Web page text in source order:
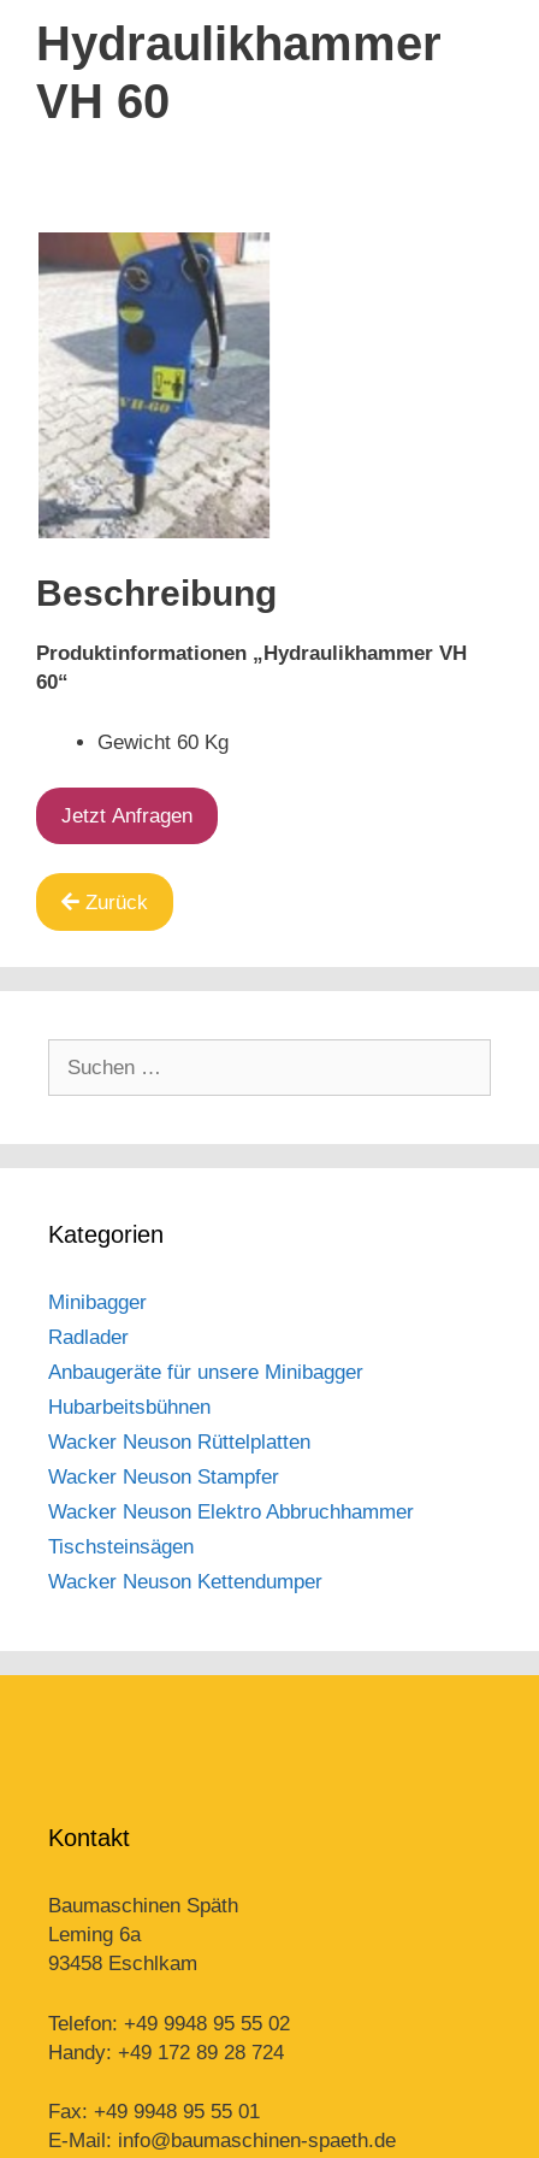
Hydraulikhammer
VH 60
Beschreibung
Produktinformationen „Hydraulikhammer VH
60“
Gewicht 60 Kg
Jetzt Anfragen
Zurück
nach:
Kategorien
Minibagger
Radlader
Anbaugeräte für unsere Minibagger
Hubarbeitsbühnen
Wacker Neuson Rüttelplatten
Wacker Neuson Stampfer
Wacker Neuson Elektro Abbruchhammer
Tischsteinsägen
Wacker Neuson Kettendumper
Kontakt
Baumaschinen Späth
Leming 6a
93458 Eschlkam
Telefon: +49 9948 95 55 02
Handy: +49 172 89 28 724
Fax: +49 9948 95 55 01
E-Mail: info@baumaschinen-spaeth.de